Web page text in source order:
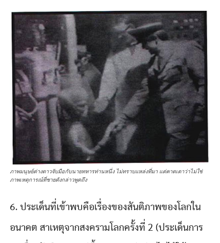
ภาพมนุษย์ต่างดาวจับมือกับนายทหารท่านหนึ่ง ไม่ทราบแหล่งที่มา แต่คาดเดาว่าไม่ใช่
ภาพเหตุการณ์ที่ชายดังกล่าวพูดถึง
6. ประเด็นที่เข้าพบคือเรื่องของสันติภาพของโลกใน
อนาคต สาเหตุจากสงครามโลกครั้งที่ 2 (ประเด็นการ